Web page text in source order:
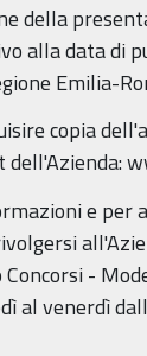
della
alla data di
Emilia-
copia
e per
-
al venerdì